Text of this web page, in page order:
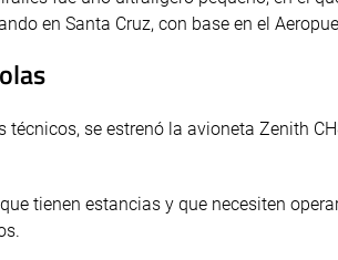
en Santa Cruz, con base en el
técnicos, se estrenó la avioneta Zenith
tienen estancias y que necesiten